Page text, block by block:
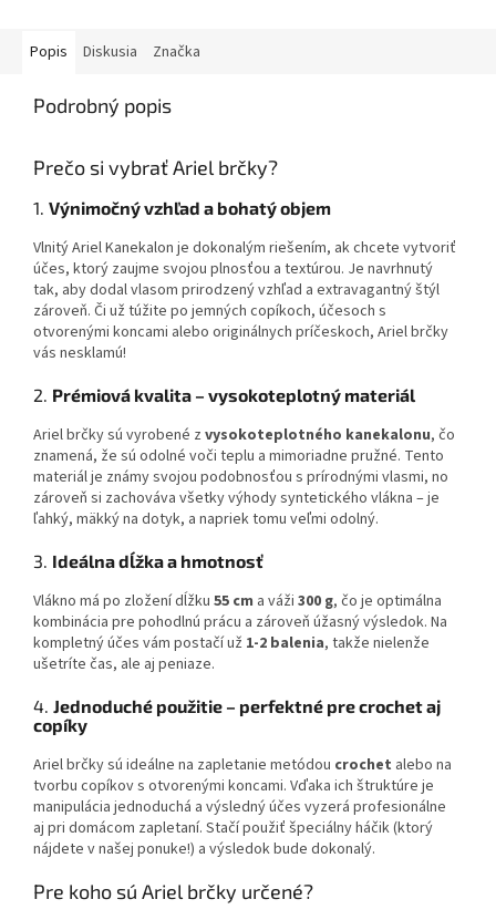
Popis Diskusia Značka
Podrobný popis
Prečo si vybrať Ariel brčky?
1. Výnimočný vzhľad a bohatý objem
Vlnitý Ariel Kanekalon je dokonalým riešením, ak chcete vytvoriť
účes, ktorý zaujme svojou plnosťou a textúrou. Je navrhnutý
tak, aby dodal vlasom prirodzený vzhľad a extravagantný štýl
zároveň. Či už túžite po jemných copíkoch, účesoch s
otvorenými koncami alebo originálnych príčeskoch, Ariel brčky
vás nesklamú!
2. Prémiová kvalita – vysokoteplotný materiál
Ariel brčky sú vyrobené z vysokoteplotného kanekalonu, čo
znamená, že sú odolné voči teplu a mimoriadne pružné. Tento
materiál je známy svojou podobnosťou s prírodnými vlasmi, no
zároveň si zachováva všetky výhody syntetického vlákna – je
ľahký, mäkký na dotyk, a napriek tomu veľmi odolný.
3. Ideálna dĺžka a hmotnosť
Vlákno má po zložení dĺžku 55 cm a váži 300 g, čo je optimálna
kombinácia pre pohodlnú prácu a zároveň úžasný výsledok. Na
kompletný účes vám postačí už 1-2 balenia, takže nielenže
ušetríte čas, ale aj peniaze.
4. Jednoduché použitie – perfektné pre crochet aj
copíky
Ariel brčky sú ideálne na zapletanie metódou crochet alebo na
tvorbu copíkov s otvorenými koncami. Vďaka ich štruktúre je
manipulácia jednoduchá a výsledný účes vyzerá profesionálne
aj pri domácom zapletaní. Stačí použiť špeciálny háčik (ktorý
nájdete v našej ponuke!) a výsledok bude dokonalý.
Pre koho sú Ariel brčky určené?